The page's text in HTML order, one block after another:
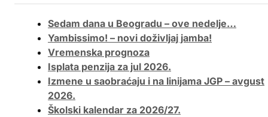
Sedam dana u Beogradu – ove nedelje…
Yambissimo! – novi doživljaj jamba!
Vremenska prognoza
Isplata penzija za jul 2026.
Izmene u saobraćaju i na linijama JGP – avgust
2026.
Školski kalendar za 2026/27.